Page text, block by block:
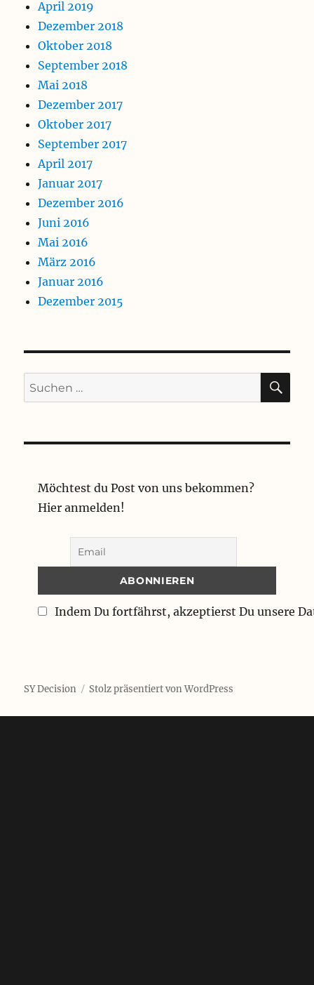
April 2019
Dezember 2018
Oktober 2018
September 2018
Mai 2018
Dezember 2017
Oktober 2017
September 2017
April 2017
Januar 2017
Dezember 2016
Juni 2016
Mai 2016
März 2016
Januar 2016
Dezember 2015
Suchen
nach:
Möchtest du Post von uns bekommen?
Hier anmelden!
Indem Du fortfährst, akzeptierst Du unsere
SY Decision Stolz präsentiert von WordPress